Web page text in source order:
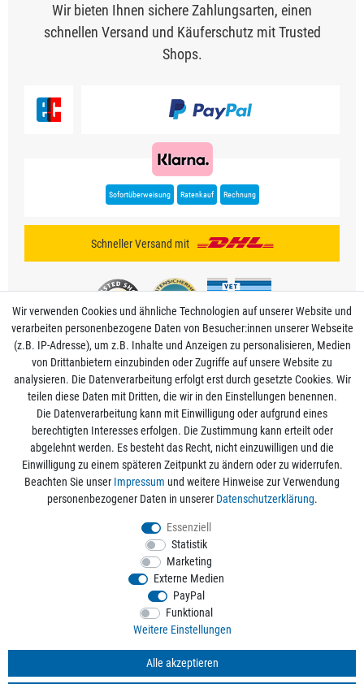
Wir bieten Ihnen sichere Zahlungsarten, einen
schnellen Versand und Käuferschutz mit Trusted
Shops.
Sofortüberweisung Ratenkauf Rechnung
Schneller Versand mit
Mein Konto
Informationen
Rechtliche Angaben
Alle Preise sind inkl. der gesetzlichen Mehrwertsteuer und zzgl.
Kostenloser Versand ab 50€ Bestellwert nur innerhalb Deutschlands.
© 2026 aquaristikwelt24. Alle Rechte vorbehalten. Powered by
Kontakt
Wir verwenden Cookies und ähnliche Technologien auf unserer Website und
verarbeiten personenbezogene Daten von Besucher:innen unserer Webseite
(z.B. IP-Adresse), um z.B. Inhalte und Anzeigen zu personalisieren, Medien
von Drittanbietern einzubinden oder Zugriffe auf unsere Website zu
analysieren. Die Datenverarbeitung erfolgt erst durch gesetzte Cookies. Wir
teilen diese Daten mit Dritten, die wir in den Einstellungen benennen.
Die Datenverarbeitung kann mit Einwilligung oder aufgrund eines
berechtigten Interesses erfolgen. Die Zustimmung kann erteilt oder
abgelehnt werden. Es besteht das Recht, nicht einzuwilligen und die
Einwilligung zu einem späteren Zeitpunkt zu ändern oder zu widerrufen.
Beachten Sie unser Impressum und weitere Hinweise zur Verwendung
personenbezogener Daten in unserer Daten­schutz­erklärung.
Essenziell
Statistik
Marketing
Externe Medien
PayPal
Funktional
Weitere Einstellungen
Alle akzeptieren